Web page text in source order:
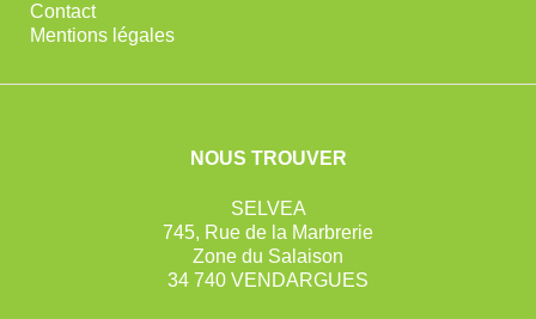
Contact
Mentions légales
NOUS TROUVER
SELVEA
745, Rue de la Marbrerie
Zone du Salaison
34 740 VENDARGUES